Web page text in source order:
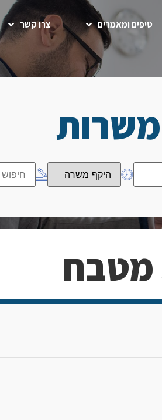
טיפים ומאמרים צרו קשר